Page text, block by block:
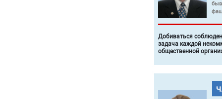
Добиваться
задача каждой
общественной